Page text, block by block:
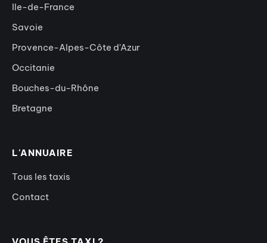
Ile-de-France
Savoie
Provence-Alpes-Côte d'Azur
Occitanie
Bouches-du-Rhône
Bretagne
L'ANNUAIRE
Tous les taxis
Contact